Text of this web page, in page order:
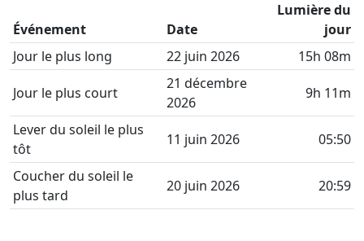
Événement Date
Lumière du
jour
Jour le plus long
22 juin 2026 15h 08m
Jour le plus court
21 décembre
2026
9h 11m
Lever du soleil le plus
tôt
11 juin 2026 05:50
Coucher du soleil le
plus tard
20 juin 2026 20:59